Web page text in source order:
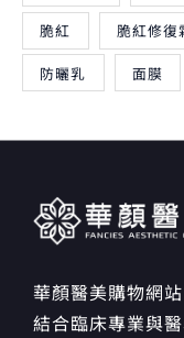
脆紅 脆紅修復
防曬乳 面膜
華顏醫美購物網
結合臨床專業與